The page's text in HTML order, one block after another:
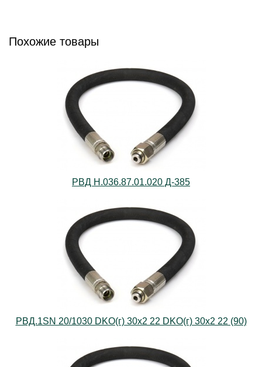
Похожие товары
РВД Н.036.87.01.020 Д-385
РВД.1SN 20/1030 DKO(г) 30х2 22 DKO(г) 30х2 22 (90)